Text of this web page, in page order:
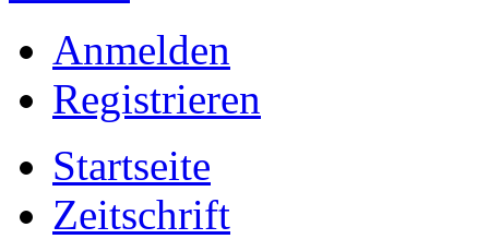
Anmelden
Registrieren
Startseite
Zeitschrift